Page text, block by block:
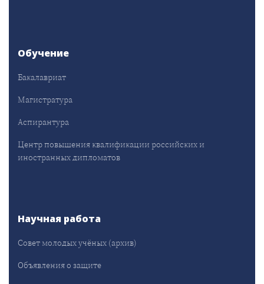
Обучение
Бакалавриат
Магистратура
Аспирантура
Центр повышения квалификации российских и
иностранных дипломатов
Научная работа
Совет молодых учёных (архив)
Объявления о защите